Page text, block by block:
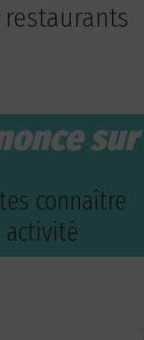
sur
connaître
activité